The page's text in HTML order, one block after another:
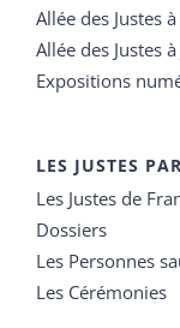
Allée des Justes
Allée des Justes
Expositions
LES JUSTES
Les Justes de
Dossiers
Les Personnes
Les Cérémonies